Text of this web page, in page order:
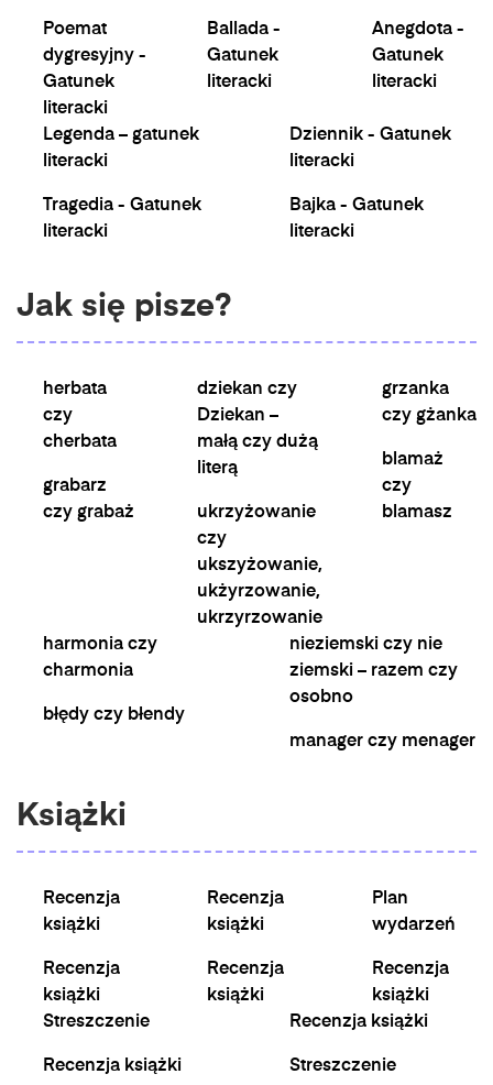
Poemat
dygresyjny -
Gatunek
literacki
Ballada -
Gatunek
literacki
Anegdota -
Gatunek
literacki
Legenda – gatunek
literacki
Tragedia - Gatunek
literacki
Dziennik - Gatunek
literacki
Bajka - Gatunek
literacki
Jak się pisze?
herbata
czy
cherbata
grabarz
czy grabaż
dziekan czy
Dziekan –
małą czy dużą
literą
ukrzyżowanie
czy
ukszyżowanie,
ukżyrzowanie,
ukrzyrzowanie
grzanka
czy gżanka
blamaż
czy
blamasz
harmonia czy
charmonia
błędy czy błendy
nieziemski czy nie
ziemski – razem czy
osobno
manager czy menager
Książki
Recenzja
książki
Recenzja
książki
Recenzja
książki
Recenzja
książki
Plan
wydarzeń
Recenzja
książki
Streszczenie
Recenzja książki
Recenzja książki
Streszczenie